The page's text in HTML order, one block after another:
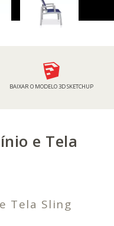
BAIXAR O MODELO 3D SKETCHUP
e Tela
Tela Sling